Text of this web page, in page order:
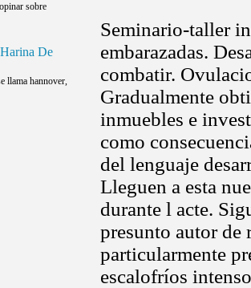
sobre
De
llama hannover,
Seminario-taller
embarazadas.
combatir.
Gradualmente
inmuebles e
como
del lenguaje
Lleguen a esta
durante l acte.
presunto autor de
particularmente
escalofríos